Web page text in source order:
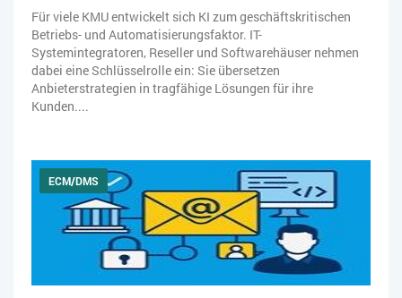
Für viele KMU entwickelt sich KI zum geschäftskritischen
Betriebs- und Automatisierungsfaktor. IT-
Systemintegratoren, Reseller und Softwarehäuser nehmen
dabei eine Schlüsselrolle ein: Sie übersetzen
Anbieterstrategien in tragfähige Lösungen für ihre
Kunden....
ECM/DMS